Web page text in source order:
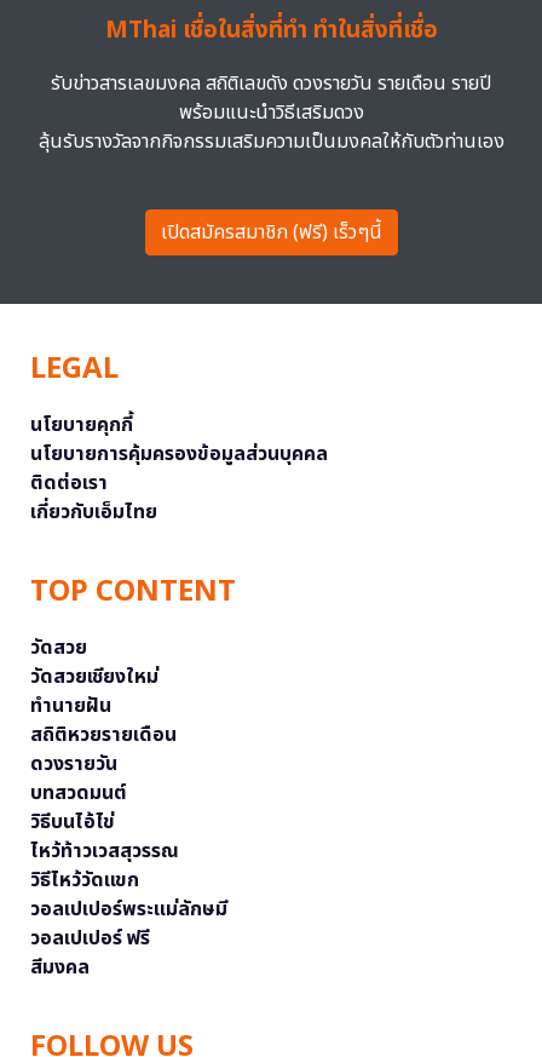
MThai เชื่อในสิ่งที่ทำ ทำในสิ่งที่เชื่อ
รับข่าวสารเลขมงคล สถิติเลขดัง ดวงรายวัน รายเดือน รายปี
พร้อมแนะนำวิธีเสริมดวง
ลุ้นรับรางวัลจากกิจกรรมเสริมความเป็นมงคลให้กับตัวท่านเอง
เปิดสมัครสมาชิก (ฟรี) เร็วๆนี้
LEGAL
นโยบายคุกกี้
นโยบายการคุ้มครองข้อมูลส่วนบุคคล
ติดต่อเรา
เกี่ยวกับเอ็มไทย
TOP CONTENT
วัดสวย
วัดสวยเชียงใหม่
ทำนายฝัน
สถิติหวยรายเดือน
ดวงรายวัน
บทสวดมนต์
วิธีบนไอ้ไข่
ไหว้ท้าวเวสสุวรรณ
วิธีไหว้วัดแขก
วอลเปเปอร์พระแม่ลักษมี
วอลเปเปอร์ ฟรี
สีมงคล
FOLLOW US